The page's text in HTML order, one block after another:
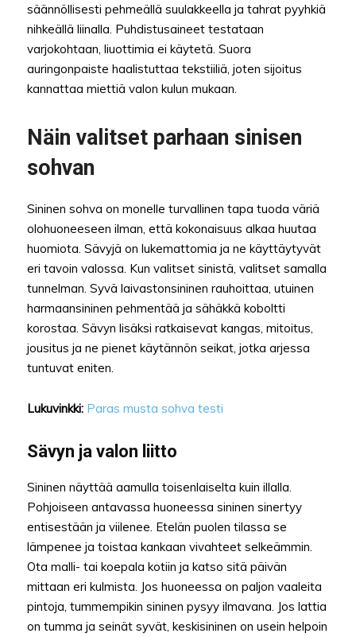
säännöllisesti pehmeällä suulakkeella ja tahrat pyyhkiä
nihkeällä liinalla. Puhdistusaineet testataan
varjokohtaan, liuottimia ei käytetä. Suora
auringonpaiste haalistuttaa tekstiiliä, joten sijoitus
kannattaa miettiä valon kulun mukaan.
Näin valitset parhaan sinisen
sohvan
Sininen sohva on monelle turvallinen tapa tuoda väriä
olohuoneeseen ilman, että kokonaisuus alkaa huutaa
huomiota. Sävyjä on lukemattomia ja ne käyttäytyvät
eri tavoin valossa. Kun valitset sinistä, valitset samalla
tunnelman. Syvä laivastonsininen rauhoittaa, utuinen
harmaansininen pehmentää ja sähäkkä koboltti
korostaa. Sävyn lisäksi ratkaisevat kangas, mitoitus,
jousitus ja ne pienet käytännön seikat, jotka arjessa
tuntuvat eniten.
Lukuvinkki: Paras musta sohva testi
Sävyn ja valon liitto
Sininen näyttää aamulla toisenlaiselta kuin illalla.
Pohjoiseen antavassa huoneessa sininen sinertyy
entisestään ja viilenee. Etelän puolen tilassa se
lämpenee ja toistaa kankaan vivahteet selkeämmin.
Ota malli- tai koepala kotiin ja katso sitä päivän
mittaan eri kulmista. Jos huoneessa on paljon vaaleita
pintoja, tummempikin sininen pysyy ilmavana. Jos lattia
on tumma ja seinät syvät, keskisininen on usein helpoin